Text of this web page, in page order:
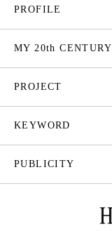
PROFILE
MY 20th CENTURY
PROJECT
KEYWORD
PUBLICITY